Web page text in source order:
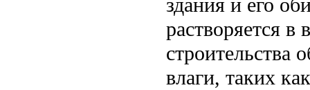
здания и его
растворяется в
строительства
влаги, таких